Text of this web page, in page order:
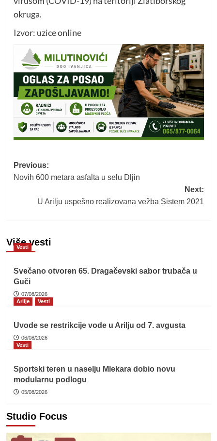
okruga.
Izvor: uzice online
Post
navigation
Previous:
Novih 600 metara asfalta u selu Dljin
Next:
U Arilju uspešno realizovana vežba Sistem 2021
Više vesti
Vesti
Svečano otvoren 65. Dragačevski sabor trubača u
Guči
07/08/2026
Arilje
Vesti
Uvode se restrikcije vode u Arilju od 7. avgusta
06/08/2026
Vesti
Sportski teren u naselju Mlekara dobio novu
modularnu podlogu
05/08/2026
Studio Focus